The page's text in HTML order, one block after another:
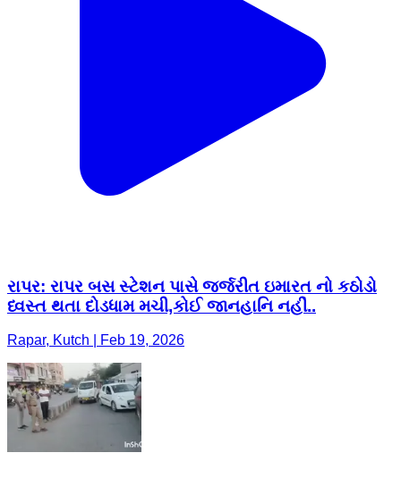
રાપર: રાપર બસ સ્ટેશન પાસે જર્જરીત ઇમારત નો કઠોડો
ધ્વસ્ત થતા દોડધામ મચી,કોઈ જાનહાનિ નહીં..
Rapar, Kutch | Feb 19, 2026